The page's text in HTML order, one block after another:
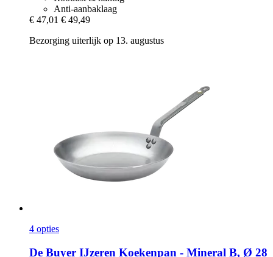
Anti-aanbaklaag
€ 47,01 € 49,49
Bezorging uiterlijk op 13. augustus
4 opties
De Buyer IJzeren Koekenpan -​ Mineral B, Ø 28